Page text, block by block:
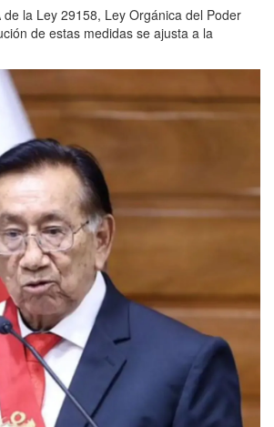
la Ley 29158, Ley Orgánica del Poder
de estas medidas se ajusta a la